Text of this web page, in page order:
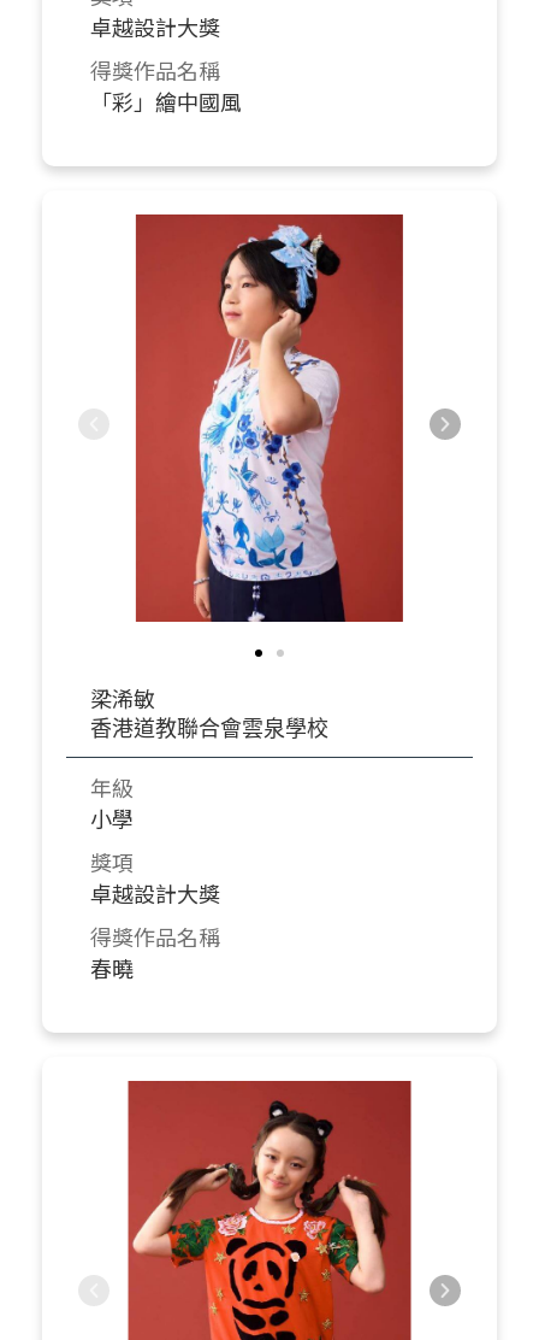
卓越設計大獎
得獎作品名稱
「彩」繪中國風
梁浠敏
香港道教聯合會雲泉學校
年級
小學
獎項
卓越設計大獎
得獎作品名稱
春曉